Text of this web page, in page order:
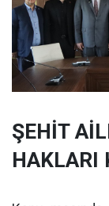
ŞEHİT
HAKLARI